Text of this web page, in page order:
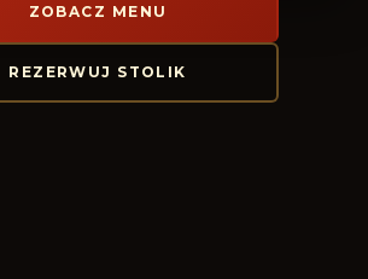
ZOBACZ MENU
REZERWUJ STOLIK